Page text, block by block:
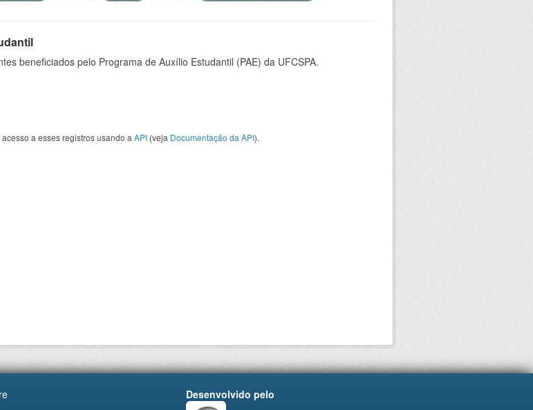
beneficiados pelo Programa de Auxílio Estudantil (PAE) da UFCSPA.
a esses registros usando a API (veja Documentação da API).
Desenvolvido pelo